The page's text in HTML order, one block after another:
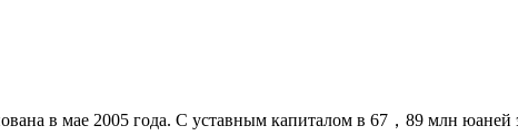
в мае 2005 года. С уставным капиталом в 67，89 млн юаней